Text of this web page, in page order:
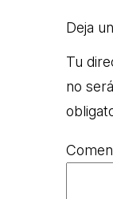
Deja
Tu
no